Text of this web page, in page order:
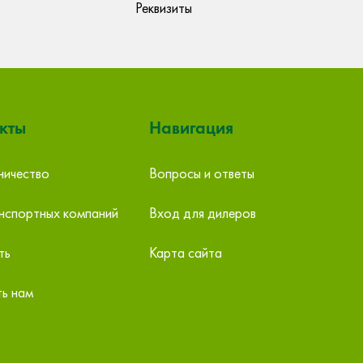
Реквизиты
склад,
ООО ТЕРМЕКО, Торговый дом
тел: +7 (343) 263-77-66
termeko@termeko.su
компаний
нам
Навигация
Вопросы и ответы
Вход для дилеров
Карта сайта